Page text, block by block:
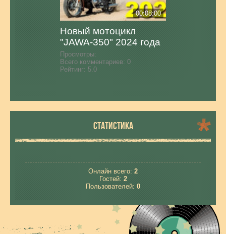
00:08:00
Новый мотоцикл
"JAWA-350" 2024 года
Просмотры:
Всего комментариев: 0
Рейтинг: 5.0
СТАТИСТИКА
Онлайн всего: 2
Гостей: 2
Пользователей: 0